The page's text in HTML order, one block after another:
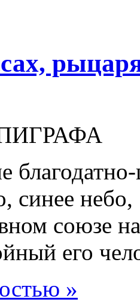
синее небо,
союзе
его
»